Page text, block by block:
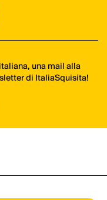
una mail alla
di ItaliaSquisita!